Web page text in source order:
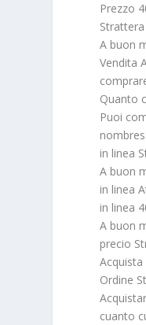
Prezzo
A buon
Vendita
Quanto
Puoi
in linea
A buon
in linea
in linea
A buon
precio
Ordine
cuanto